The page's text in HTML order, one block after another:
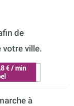
de
votre ville.
à